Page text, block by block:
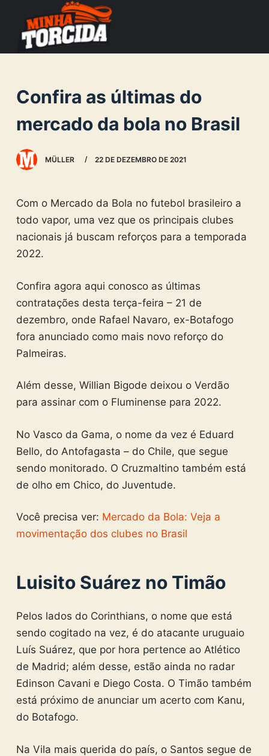
o
o
n
Confira as últimas do
mercado da bola no Brasil
MÜLLER 22 DE DEZEMBRO DE 2021
Com o Mercado da Bola no futebol brasileiro a
todo vapor, uma vez que os principais clubes
nacionais já buscam reforços para a temporada
2022.
Confira agora aqui conosco as últimas
contratações desta terça-feira – 21 de
dezembro, onde Rafael Navaro, ex-Botafogo
fora anunciado como mais novo reforço do
Palmeiras.
Além desse, Willian Bigode deixou o Verdão
para assinar com o Fluminense para 2022.
No Vasco da Gama, o nome da vez é Eduard
Bello, do Antofagasta – do Chile, que segue
sendo monitorado. O Cruzmaltino também está
de olho em Chico, do Juventude.
Você precisa ver: Mercado da Bola: Veja a
movimentação dos clubes no Brasil
Luisito Suárez no Timão
Pelos lados do Corinthians, o nome que está
sendo cogitado na vez, é do atacante uruguaio
Luís Suárez, que por hora pertence ao Atlético
de Madrid; além desse, estão ainda no radar
Edinson Cavani e Diego Costa. O Timão também
está próximo de anunciar um acerto com Kanu,
do Botafogo.
Na Vila mais querida do país, o Santos segue de